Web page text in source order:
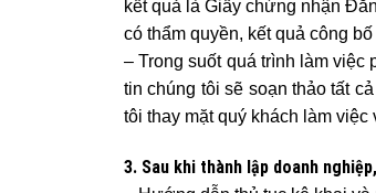
kết quả là Giấy chứng nhận
có thẩm quyền, kết quả công
– Trong suốt quá trình làm
tin chúng tôi sẽ soạn thảo tất
tôi thay mặt quý khách làm việc
3. Sau khi thành lập doanh